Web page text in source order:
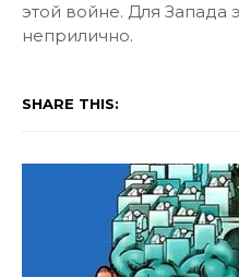
этой войне. Для Запада
неприлично.
SHARE THIS: